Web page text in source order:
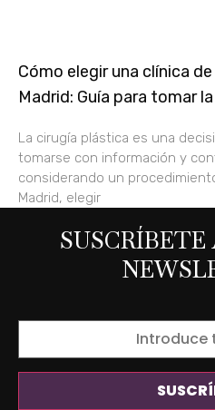
Cómo elegir una clínica
Madrid: Guía para tomar
La cirugía plástica es una
tomarse con información y
considerando un
Madrid, elegir